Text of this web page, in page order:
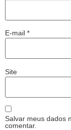
E-mail *
Site
Salvar meus dados
comentar.